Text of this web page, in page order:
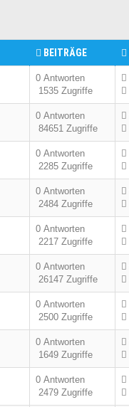
BEITRÄGE
0 Antworten
1535 Zugriffe
0 Antworten
84651 Zugriffe
0 Antworten
2285 Zugriffe
0 Antworten
2484 Zugriffe
0 Antworten
2217 Zugriffe
0 Antworten
26147 Zugriffe
0 Antworten
2500 Zugriffe
0 Antworten
1649 Zugriffe
0 Antworten
2479 Zugriffe